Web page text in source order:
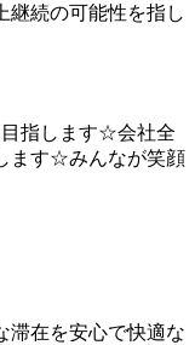
継続の可能性を指し
目指します☆会社全
ます☆みんなが笑顔
滞在を安心で快適な